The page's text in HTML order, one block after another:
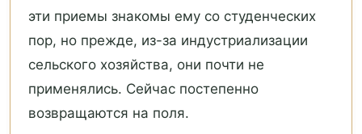
эти приемы знакомы ему со студенческих
пор, но прежде, из-за индустриализации
сельского хозяйства, они почти не
применялись. Сейчас постепенно
возвращаются на поля.